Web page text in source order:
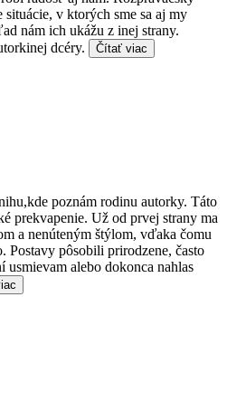
v ktorých sme sa aj my
nám ich ukážu z inej strany.
dcéry.
Čítať viac
poznám rodinu autorky. Táto
prekvapenie. Už od prvej strany ma
a nenúteným štýlom, vďaka čomu
Postavy pôsobili prirodzene, často
usmievam alebo dokonca nahlas